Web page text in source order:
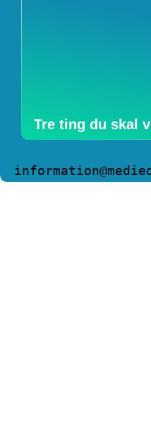
Tre ting du skal